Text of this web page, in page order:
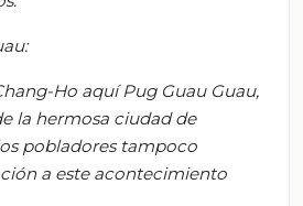
Ho aquí Pug Guau Guau,
la hermosa ciudad de
pobladores tampoco
a este acontecimiento